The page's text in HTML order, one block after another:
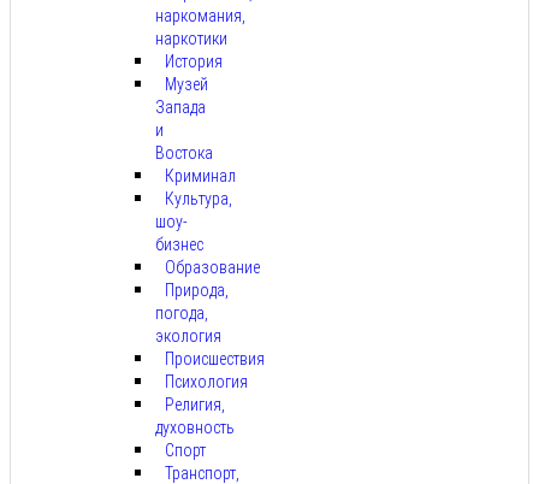
наркомания,
наркотики
История
Музей
Запада
и
Востока
Криминал
Культура,
шоу-
бизнес
Образование
Природа,
погода,
экология
Происшествия
Психология
Религия,
духовность
Спорт
Транспорт,